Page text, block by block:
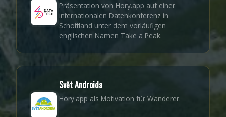
Präsentation von Hory.app auf einer
internationalen Datenkonferenz in
Schottland unter dem vorläufigen
englischen Namen Take a Peak.
Svět Androida
Hory.app als Motivation für Wanderer.